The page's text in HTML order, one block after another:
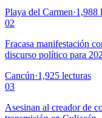
Playa del Carmen·1,988
02
Fracasa manifestación
discurso político para
Cancún·1,925 lecturas
03
Asesinan al creador de